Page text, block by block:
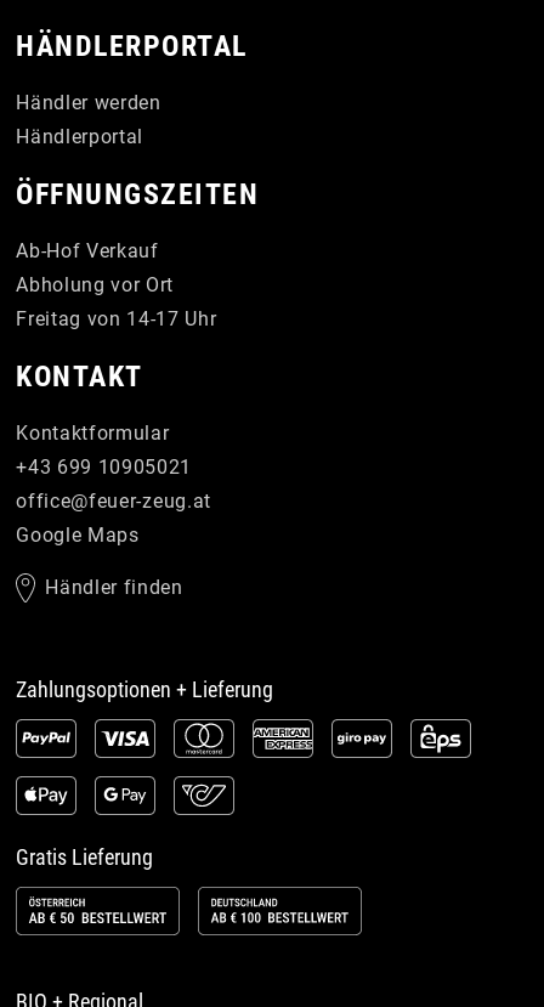
HÄNDLERPORTAL
Händler werden
Händlerportal
ÖFFNUNGSZEITEN
Ab-Hof Verkauf
Abholung vor Ort
Freitag von 14-17 Uhr
KONTAKT
Kontaktformular
+43 699 10905021
office@feuer-zeug.at
Google Maps
Händler finden
Zahlungsoptionen + Lieferung
Gratis Lieferung
BIO + Regional